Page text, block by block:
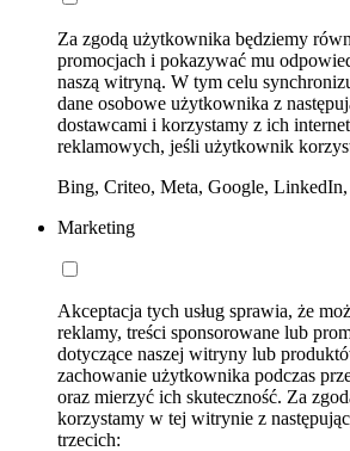
Za zgodą użytkownika będziemy
promocjach i pokazywać mu
naszą witryną. W tym celu
dane osobowe użytkownika z
dostawcami i korzystamy z ich
reklamowych, jeśli użytkownik
Bing, Criteo, Meta, Google,
Marketing
Akceptacja tych usług sprawia, że
reklamy, treści sponsorowane lub
dotyczące naszej witryny lub
zachowanie użytkownika podczas
oraz mierzyć ich skuteczność. Za
korzystamy w tej witrynie z
trzecich: